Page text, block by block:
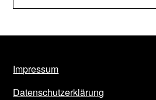
Impressum
Datenschutzerklärung